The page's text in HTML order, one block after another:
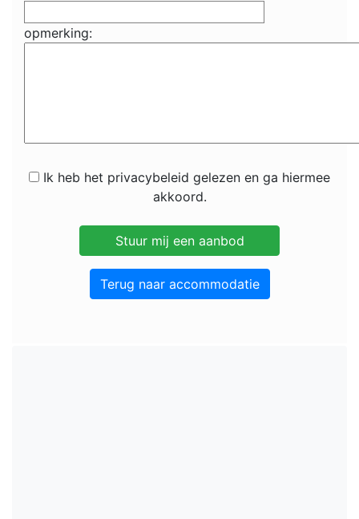
opmerking:
Ik heb het privacybeleid gelezen en ga hiermee
akkoord.
Terug naar accommodatie